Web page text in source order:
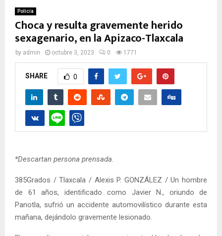
Policía
Choca y resulta gravemente herido
sexagenario, en la Apizaco-Tlaxcala
by admin octubre 3, 2023 0 1771
SHARE 0
*Descartan persona prensada
385Grados / Tlaxcala / Alexis P. GONZÁLEZ / Un hombre
de 61 años, identificado como Javier N., oriundo de
Panotla, sufrió un accidente automovilístico durante esta
mañana, dejándolo gravemente lesionado.